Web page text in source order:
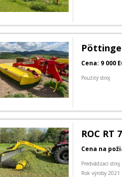
Cena: 9 000
Použitý stroj
ROC RT
Cena na
Predvádzací stroj
Rok výroby 2021